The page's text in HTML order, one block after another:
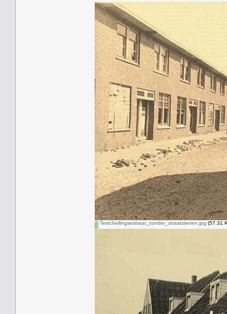
Terschellingsestraat_zonder_straatstenen.jpg (57.31